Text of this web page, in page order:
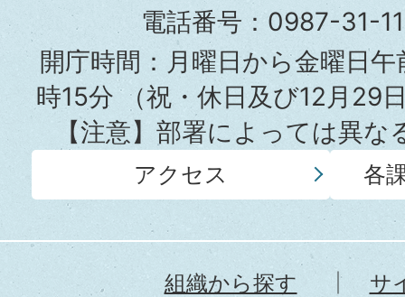
役
所
電話番号：0987-31-
開庁時間：月曜日から金曜日
時15分（祝・休日及び12月29
【注意】部署によっては異
アクセス 各
組織から探す
サ